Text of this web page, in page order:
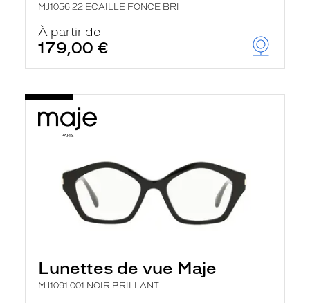
MJ1056 22 ECAILLE FONCE BRI
À partir de
179,00 €
Lunettes de vue Maje
MJ1091 001 NOIR BRILLANT